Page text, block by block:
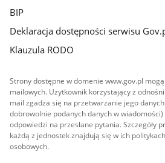
BIP
Deklaracja dostępności serwisu
Klauzula RODO
Strony dostępne w domenie www.gov.pl
mailowych. Użytkownik korzystający z
mail zgadza się na przetwarzanie jego
dobrowolnie podanych danych w wiadomości)
odpowiedzi na przesłane pytania. Szczegóły
każdą z jednostek znajdują się w ich
osobowych.